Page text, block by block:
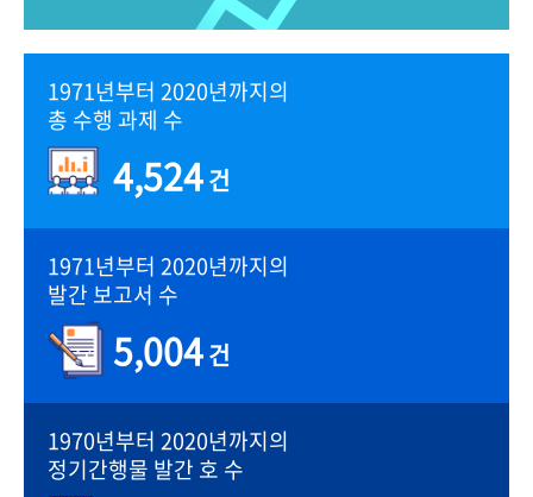
1971년부터 2020년까지의
총 수행 과제 수
4,524건
1971년부터 2020년까지의
발간 보고서 수
5,004건
1970년부터 2020년까지의
정기간행물 발간 호 수